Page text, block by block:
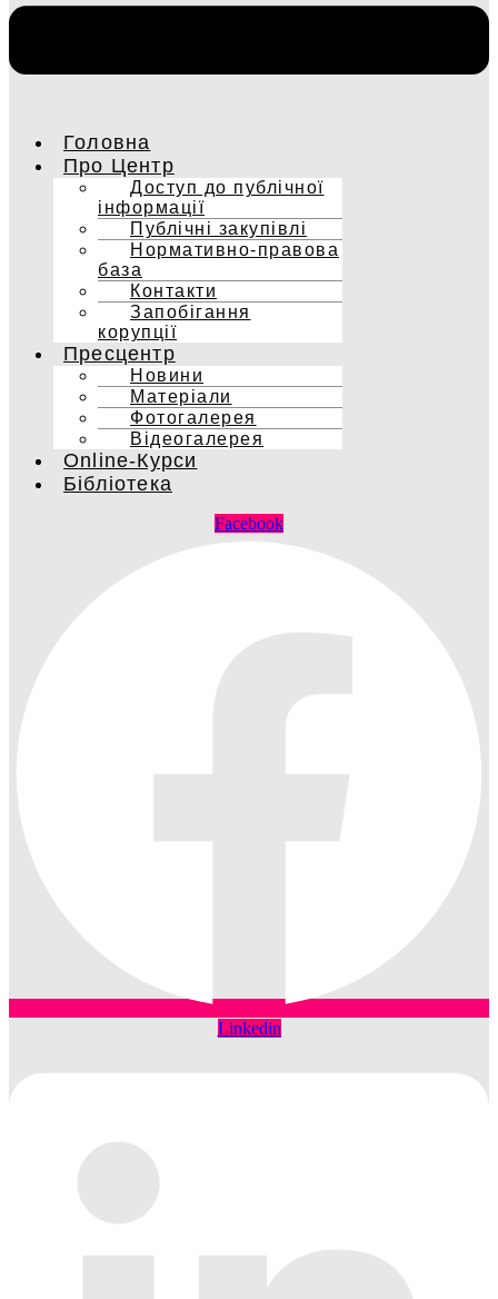
Головна
Про Центр
Доступ до публічної
інформації
Публічні закупівлі
Нормативно-правова
база
Контакти
Запобігання
корупції
Пресцентр
Новини
Матеріали
Фотогалерея
Відеогалерея
Online-Курси
Бібліотека
Facebook
Linkedin